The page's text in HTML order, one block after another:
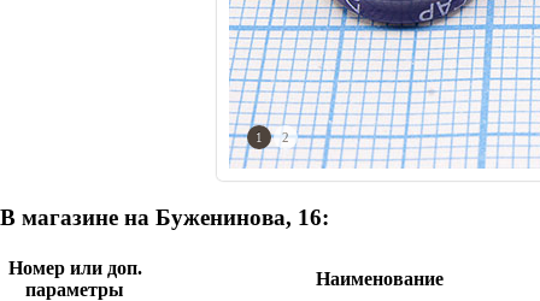
1 2
В магазине на Буженинова, 16:
Номер или доп.
параметры
Наименование